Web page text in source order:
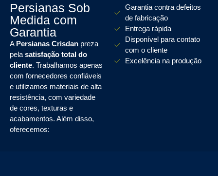
Persianas Sob
Medida com
Garantia
A Persianas Crisdan preza
pela satisfação total do
cliente. Trabalhamos apenas
com fornecedores confiáveis
e utilizamos materiais de alta
resistência, com variedade
de cores, texturas e
acabamentos. Além disso,
oferecemos:
Garantia contra defeitos
de fabricação
Entrega rápida
Disponível para contato
com o cliente
Excelência na produção